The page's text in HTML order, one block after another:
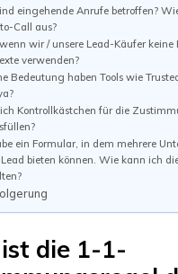
eingehende Anrufe betroffen?
Call aus?
wir / unsere Lead-Käufer keine
verwenden?
Bedeutung haben Tools wie
Kontrollkästchen für die
ein Formular, in dem mehrere
bieten können. Wie kann ich
die 1-1-